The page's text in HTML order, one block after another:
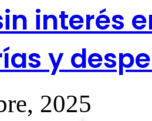
interés
y
2025